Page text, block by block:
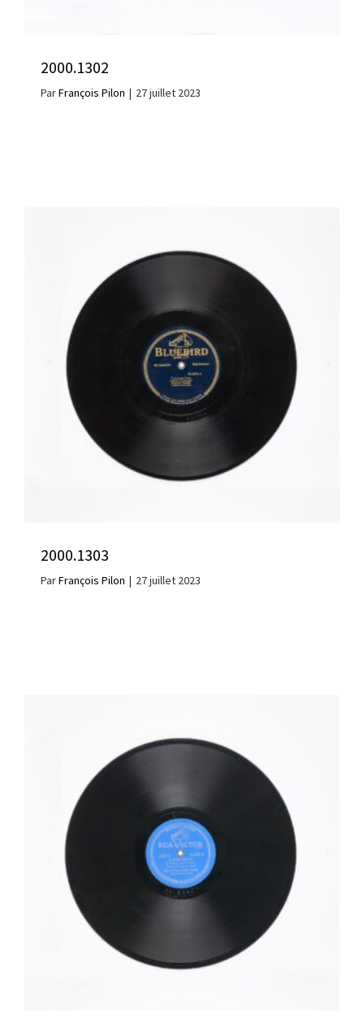
2000.1302
ParFrançois Pilon | 27 juillet 2023
2000.1303
ParFrançois Pilon | 27 juillet 2023